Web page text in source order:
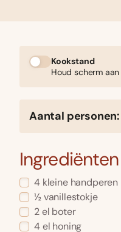
Kookstand
Houd scherm
Aantal
Ingrediënten
4 kleine handperen
½ vanillestokje
2 el boter
4 el honing